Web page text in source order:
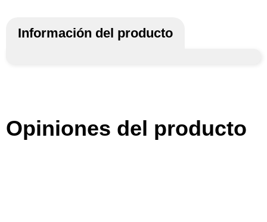
Información del producto
Opiniones del producto